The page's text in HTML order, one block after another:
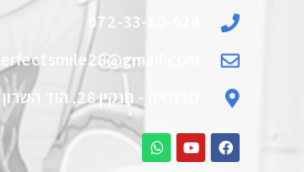
072-33-80-924
perfectsmile28@gmail.com
מרפאה - חנקין 28, הוד השרון